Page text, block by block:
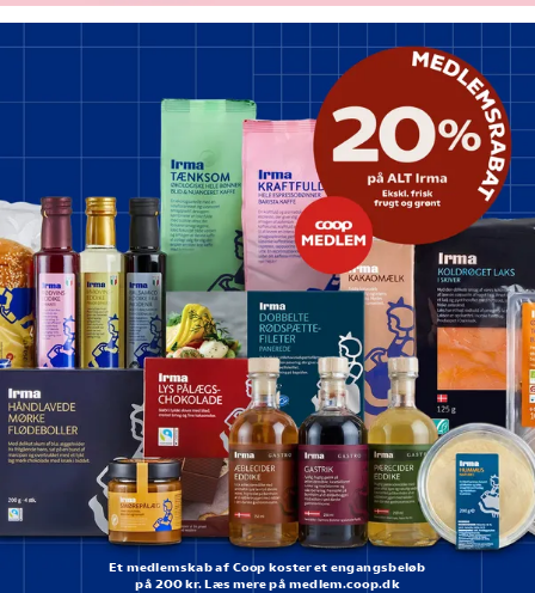
Et medlemskab af Coop koster et engangsbeløb
på 200 kr. Læs mere på medlem.coop.dk